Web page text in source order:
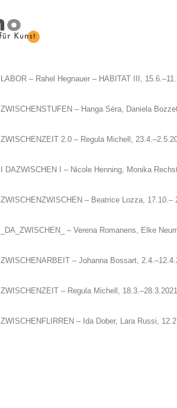
LABOR – Rahel Hegnauer – HABITAT III,
ZWISCHENSTUFEN – Hanga Séra, Daniela
ZWISCHENZEIT 2.0 – Regula Michell,
I DAZWISCHEN I – Nicole Henning, Monika
ZWISCHENZWISCHEN – Beatrice Lozza, 17.10.–
_DA_ZWISCHEN_ – Verena Romanens, Elke
ZWISCHENARBEIT – Johanna Bossart,
ZWISCHENZEIT – Regula Michell, 18.3.–28.3.2021
ZWISCHENFLIRREN – Ida Dober, Lara Russi,